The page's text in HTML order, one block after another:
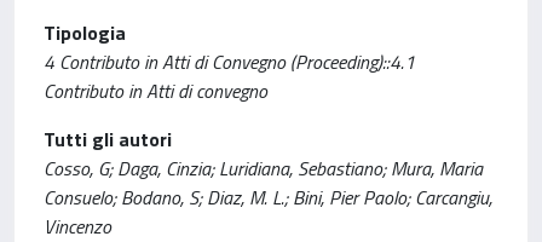
Tipologia
4 Contributo in Atti di Convegno (Proceeding)::4.1
Contributo in Atti di convegno
Tutti gli autori
Cosso, G; Daga, Cinzia; Luridiana, Sebastiano; Mura, Maria
Consuelo; Bodano, S; Diaz, M. L.; Bini, Pier Paolo; Carcangiu,
Vincenzo